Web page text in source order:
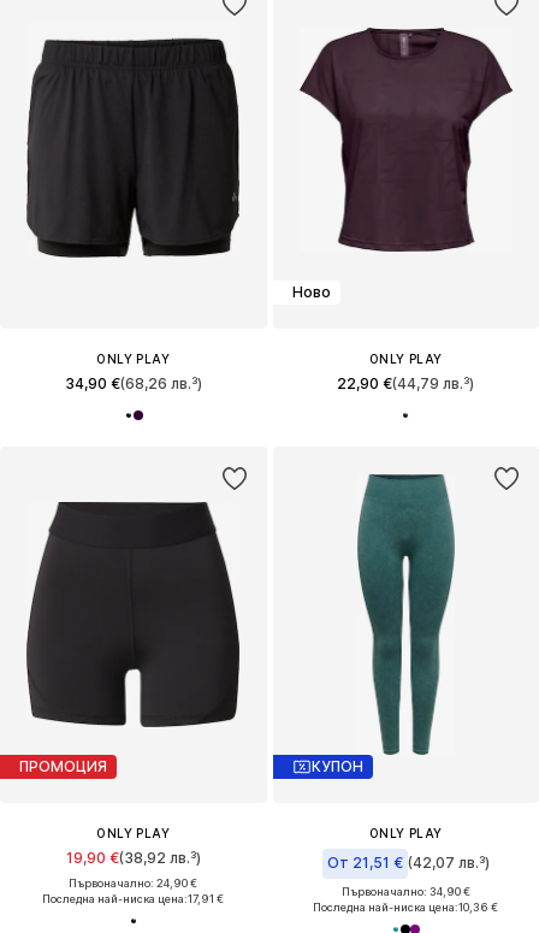
ONLY PLAY
34,90 €(68,26 лв.³)
Ново
ONLY PLAY
22,90 €(44,79 лв.³)
ПРОМОЦИЯ
ONLY PLAY
19,90 €(38,92 лв.³)
Първоначално: 24,90 €
Последна най-ниска цена:17,91 €
КУПОН
ONLY PLAY
От 21,51 € (42,07 лв.³)
Първоначално: 34,90 €
Последна най-ниска цена:10,36 €